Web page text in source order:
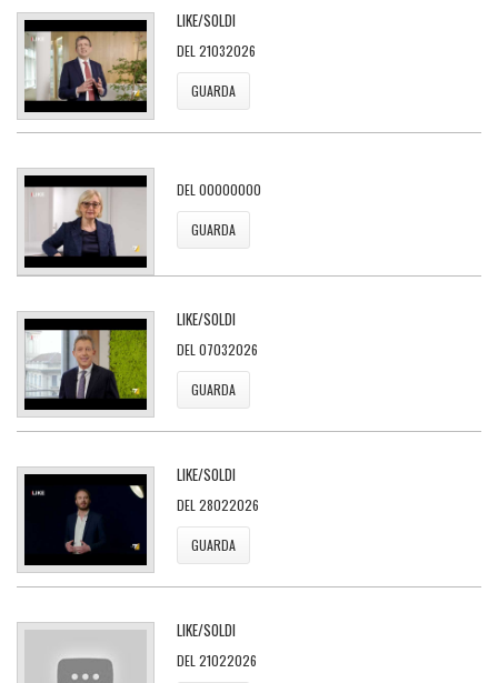
LIKE/SOLDI
DEL 21032026
GUARDA
DEL 00000000
GUARDA
LIKE/SOLDI
DEL 07032026
GUARDA
LIKE/SOLDI
DEL 28022026
GUARDA
LIKE/SOLDI
DEL 21022026